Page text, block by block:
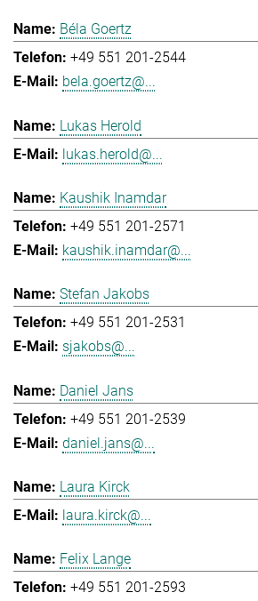
Béla Goertz
+49 551 201-2544
bela.goertz@...
Lukas Herold
lukas.herold@...
Kaushik Inamdar
+49 551 201-2571
kaushik.inamdar@...
Stefan Jakobs
+49 551 201-2531
sjakobs@...
Daniel Jans
+49 551 201-2539
daniel.jans@...
Laura Kirck
laura.kirck@...
Felix Lange
+49 551 201-2593